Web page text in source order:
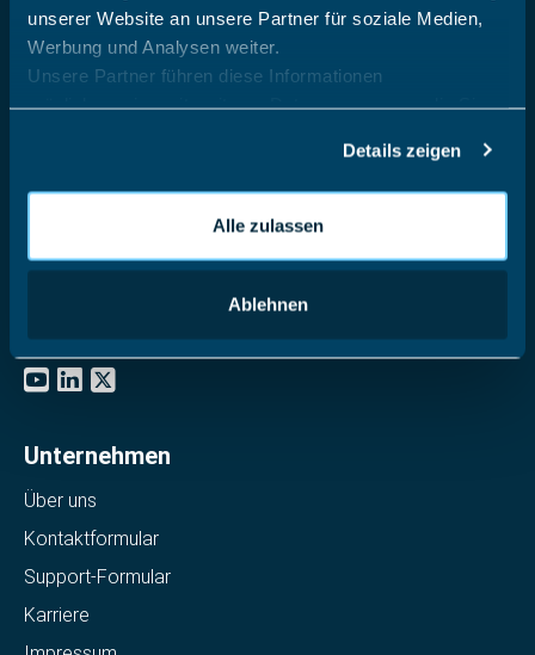
unserer Website an unsere Partner für soziale Medien,
Werbung und Analysen weiter.
Unsere Partner führen diese Informationen
möglicherweise mit weiteren Daten zusammen, die Sie
Nutzung der Dienste gesammelt haben.
Details zeigen
Alle zulassen
Ablehnen
61250 Usingen, Deutschland
Unternehmen
Über uns
Kontaktformular
Support-Formular
Karriere